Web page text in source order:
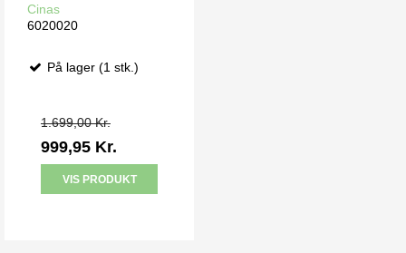
Cinas
6020020
På lager (1 stk.)
1.699,00 Kr.
999,95 Kr.
VIS PRODUKT